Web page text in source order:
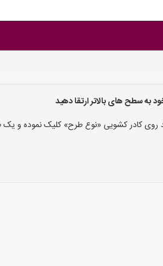
سطح های بالاتر ارتقا دهید
روی کادر کشویی «نوع طرح» کلیک نموده و